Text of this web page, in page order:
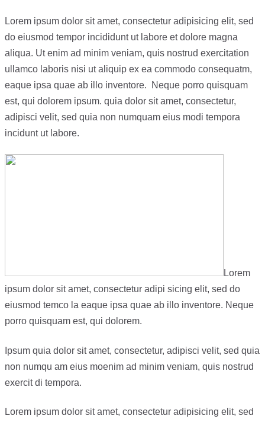
Lorem ipsum dolor sit amet, consectetur adipisicing elit, sed
do eiusmod tempor incididunt ut labore et dolore magna
aliqua. Ut enim ad minim veniam, quis nostrud exercitation
ullamco laboris nisi ut aliquip ex ea commodo consequatm,
eaque ipsa quae ab illo inventore. Neque porro quisquam
est, qui dolorem ipsum. quia dolor sit amet, consectetur,
adipisci velit, sed quia non numquam eius modi tempora
incidunt ut labore.
Lorem
ipsum dolor sit amet, consectetur adipi sicing elit, sed do
eiusmod temco la eaque ipsa quae ab illo inventore. Neque
porro quisquam est, qui dolorem.
Ipsum quia dolor sit amet, consectetur, adipisci velit, sed quia
non numqu am eius moenim ad minim veniam, quis nostrud
exercit di tempora.
Lorem ipsum dolor sit amet, consectetur adipisicing elit, sed